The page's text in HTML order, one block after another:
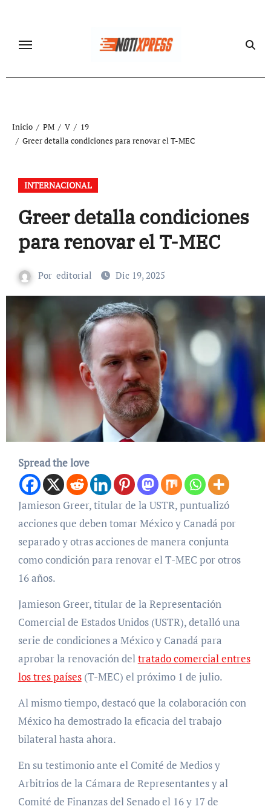
contenido
Inicio PM V
19
Greer detalla condiciones para renovar el T-MEC
INTERNACIONAL
Greer detalla condiciones
para renovar el T-MEC
Por editorial Dic 19, 2025
Spread the love
Jamieson Greer, titular de la USTR, puntualizó
acciones que deben tomar México y Canadá por
separado y otras acciones de manera conjunta
como condición para renovar el T-MEC por otros
16 años.
Jamieson Greer, titular de la Representación
Comercial de Estados Unidos (USTR), detalló una
serie de condiciones a México y Canadá para
aprobar la renovación deltratado comercial entres
los tres países(T-MEC) el próximo 1 de julio.
Al mismo tiempo, destacó que la colaboración con
México ha demostrado la eficacia del trabajo
bilateral hasta ahora.
En su testimonio ante el Comité de Medios y
Arbitrios de la Cámara de Representantes y al
Comité de Finanzas del Senado el 16 y 17 de